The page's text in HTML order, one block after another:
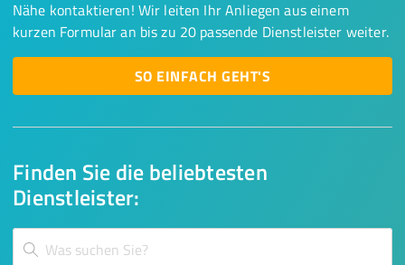
Finden Sie die beliebtesten
Dienstleister:
Nähe kontaktieren! Wir leiten Ihr Anliegen aus einem
kurzen Formular an bis zu 20 passende Dienstleister weiter.
SO EINFACH GEHT'S